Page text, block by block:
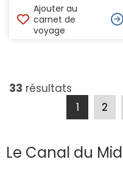
Ajouter au
carnet de
voyage
33 résultats
1
2
Le Canal du